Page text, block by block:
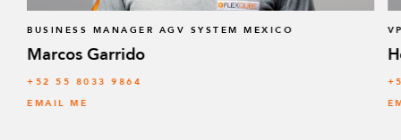
BUSINESS MANAGER AGV SYSTEM MEXICO
Marcos Garrido
+52 55 8033 9864
EMAIL ME